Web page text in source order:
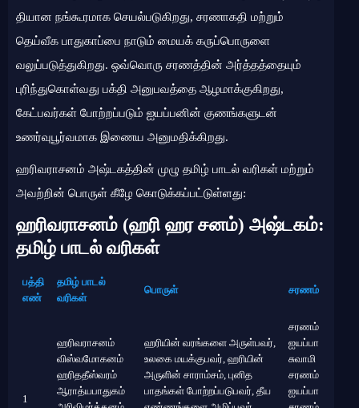
தியான நங்கூரமாக செயல்படுகிறது, சரணாகதி மற்றும்
தெய்வீக பாதுகாப்பை நாடும் மையக் கருப்பொருளை
வலுப்படுத்துகிறது. ஒவ்வொரு சரணத்தின் அர்த்தத்தையும்
புரிந்துகொள்வது பக்தி அனுபவத்தை ஆழமாக்குகிறது,
கேட்பவர்கள் போற்றப்படும் ஐயப்பனின் குணங்களுடன்
உணர்வுபூர்வமாக இணைய அனுமதிக்கிறது.
ஹரிவராசனம் அஷ்டகத்தின் முழு தமிழ் பாடல் வரிகள் மற்றும்
அவற்றின் பொருள் கீழே கொடுக்கப்பட்டுள்ளது:
ஹரிவராசனம் (ஹரி ஹர சனம்) அஷ்டகம்:
தமிழ் பாடல் வரிகள்
பத்தி
எண்
தமிழ் பாடல்
வரிகள்
பொருள் சரணம்
1
ஹரிவராசனம்
விஸ்வமோகனம்
ஹரிததீஸ்வரம்
ஆராத்யபாதுகம்
ஹரியின் வரங்களை அருள்பவர்,
உலகை மயக்குபவர், ஹரியின்
அருளின் சாராம்சம், புனித
பாதங்கள் போற்றப்படுபவர், தீய
சரணம்
ஐயப்பா
சுவாமி
சரணம்
ஐயப்பா